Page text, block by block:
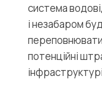
система
і незабаром
потенційні